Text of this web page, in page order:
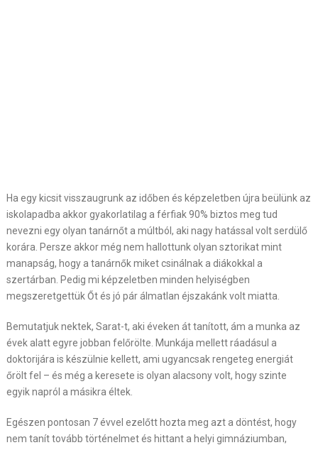
Ha egy kicsit visszaugrunk az időben és képzeletben újra beülünk az
iskolapadba akkor gyakorlatilag a férfiak 90% biztos meg tud
nevezni egy olyan tanárnőt a múltból, aki nagy hatással volt serdülő
korára. Persze akkor még nem hallottunk olyan sztorikat mint
manapság, hogy a tanárnők miket csinálnak a diákokkal a
szertárban. Pedig mi képzeletben minden helyiségben
megszeretgettük Őt és jó pár álmatlan éjszakánk volt miatta.
Bemutatjuk nektek, Sarat-t, aki éveken át tanított, ám a munka az
évek alatt egyre jobban felőrölte. Munkája mellett ráadásul a
doktorijára is készülnie kellett, ami ugyancsak rengeteg energiát
őrölt fel – és még a keresete is olyan alacsony volt, hogy szinte
egyik napról a másikra éltek.
Egészen pontosan 7 évvel ezelőtt hozta meg azt a döntést, hogy
nem tanít tovább történelmet és hittant a helyi gimnáziumban,